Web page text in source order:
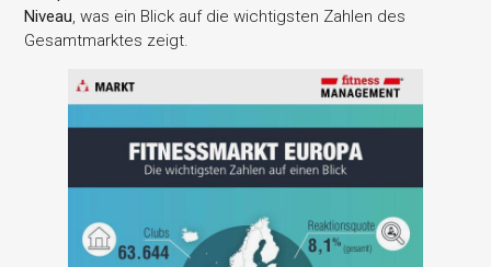
Niveau, was ein Blick auf die wichtigsten Zahlen des
Gesamtmarktes zeigt.